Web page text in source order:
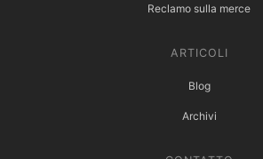
Reclamo sulla merce
ARTICOLI
Blog
Archivi